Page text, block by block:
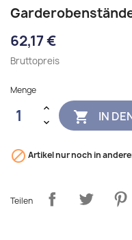
62,17 €
Bruttopreis
Menge
 IN
 Artikel nur noch in
Teilen